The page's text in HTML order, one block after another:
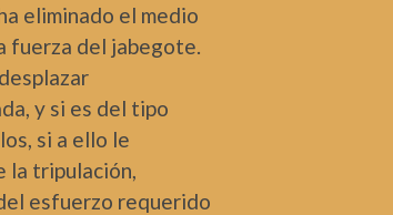
eliminado el medio
fuerza del jabegote.
y si es del tipo
si a ello le
la tripulación,
esfuerzo requerido